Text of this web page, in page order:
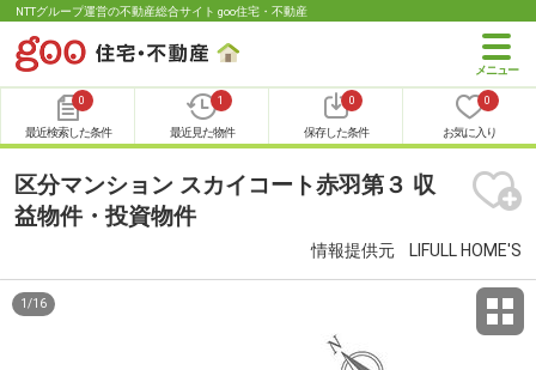
NTTグループ運営の不動産総合サイト goo住宅・不動産
0
最近検索した条件
1
最近見た物件
0
保存した条件
0
お気に入り
区分マンション スカイコート赤羽第３ 収
益物件・投資物件
情報提供元 LIFULL HOME'S
1 /16